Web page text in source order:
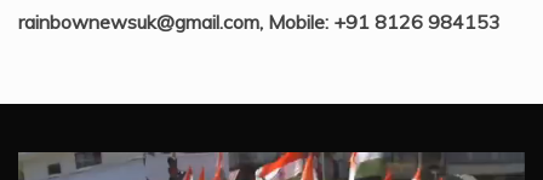
rainbownewsuk@gmail.com, Mobile: +91 8126 984153
Video